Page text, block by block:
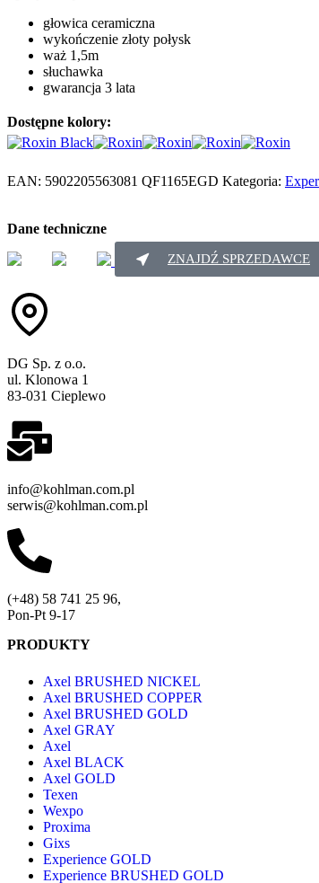
głowica ceramiczna
wykończenie złoty połysk
waż 1,5m
słuchawka
gwarancja 3 lata
Dostępne kolory:
EAN: 5902205563081 QF1165EGD Kategoria:
Dane techniczne
ZNAJDŹ SPRZEDAWCE
DG Sp. z o.o.
ul. Klonowa 1
83-031 Cieplewo
info@kohlman.com.pl
serwis@kohlman.com.pl
(+48) 58 741 25 96,
Pon-Pt 9-17
PRODUKTY
Axel BRUSHED NICKEL
Axel BRUSHED COPPER
Axel BRUSHED GOLD
Axel GRAY
Axel
Axel BLACK
Axel GOLD
Texen
Wexpo
Proxima
Gixs
Experience GOLD
Experience BRUSHED GOLD